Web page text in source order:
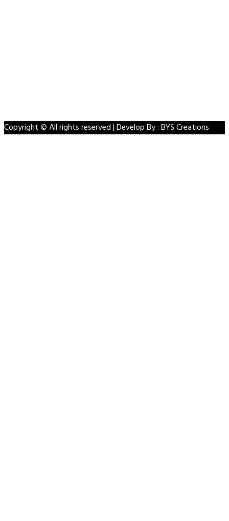
Copyright © All rights reserved | Develop By : BYS Creations